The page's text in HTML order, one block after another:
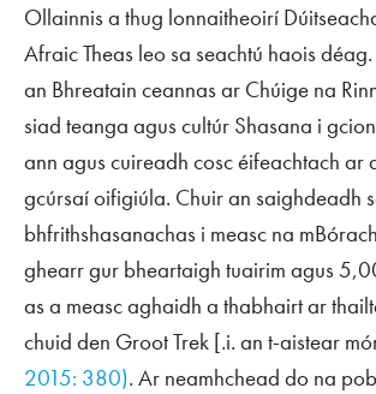
Ollainnis a thug lonnaitheoirí
Afraic Theas leo sa seachtú haois
an Bhreatain ceannas ar Chúige na
siad teanga agus cultúr Shasana i
ann agus cuireadh cosc éifeachtach ar
gcúrsaí oifigiúla. Chuir an saighdeadh
bhfrithshasanachas i measc na
ghearr gur bheartaigh tuairim agus
as a measc aghaidh a thabhairt ar
chuid den Groot Trek [.i. an t-aistear
2015: 380). Ar neamhchead do na